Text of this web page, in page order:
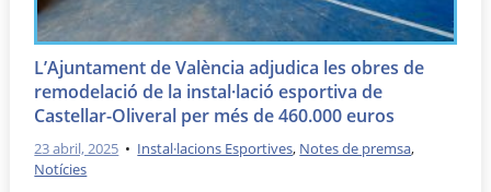
L’Ajuntament de València adjudica les obres de
remodelació de la instal·lació esportiva de
Castellar-Oliveral per més de 460.000 euros
23 abril, 2025 • Instal·lacions Esportives, Notes de premsa,
Notícies